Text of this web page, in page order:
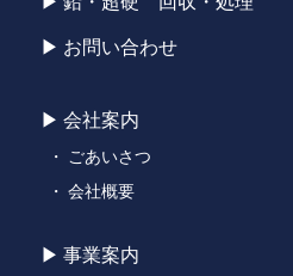
お問い合わせ
会社案内
ごあいさつ
会社概要
事業案内